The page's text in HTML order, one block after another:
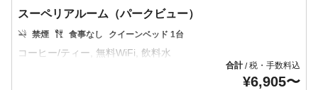
スーペリアルーム（パークビュー）
禁煙 食事なし クイーンベッド 1台
合計/税・手数料込
¥6,905〜